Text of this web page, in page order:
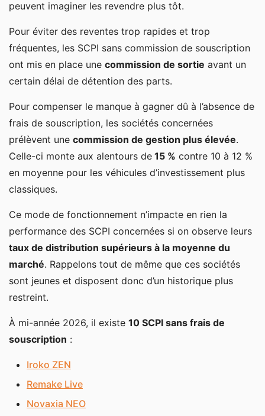
peuvent imaginer les revendre plus tôt.
Pour éviter des reventes trop rapides et trop
fréquentes, les SCPI sans commission de souscription
ont mis en place une commission de sortie avant un
certain délai de détention des parts.
Pour compenser le manque à gagner dû à l’absence de
frais de souscription, les sociétés concernées
prélèvent une commission de gestion plus élevée.
Celle-ci monte aux alentours de 15 % contre 10 à 12 %
en moyenne pour les véhicules d’investissement plus
classiques.
Ce mode de fonctionnement n’impacte en rien la
performance des SCPI concernées si on observe leurs
taux de distribution supérieurs à la moyenne du
marché. Rappelons tout de même que ces sociétés
sont jeunes et disposent donc d’un historique plus
restreint.
À mi-année 2026, il existe 10 SCPI sans frais de
souscription :
Iroko ZEN
Remake Live
Novaxia NEO